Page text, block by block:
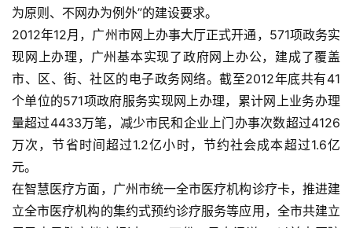
为原则、不网办为例外”的建设要求。
2012年12月，广州市网上办事大厅正式开通，571项政务实
现网上办理，广州基本实现了政府网上办公，建成了覆盖
市、区、街、社区的电子政务网络。截至2012年底共有41
个单位的571项政府服务实现网上办理，累计网上业务办理
量超过4433万笔，减少市民和企业上门办事次数超过4126
万次，节省时间超过1.2亿小时，节约社会成本超过1.6亿
元。
在智慧医疗方面，广州市统一全市医疗机构诊疗卡，推进建
立全市医疗机构的集约式预约诊疗服务等应用，全市共建立